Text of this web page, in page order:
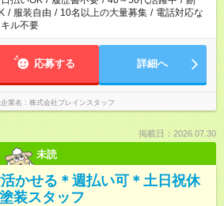
/ 服装自由 / 10名以上の大量募集 / 電話対応な
ル不要
応募する 詳細へ
業名 株式会社ブレインスタッフ
掲載日：2026.07.30
未読
かせる＊週払い可＊土日祝休
装スタッフ